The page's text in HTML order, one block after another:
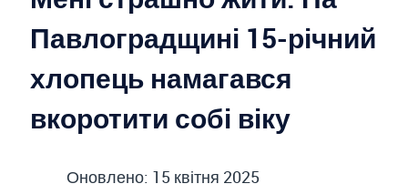
Павлоградщині 15-річний
хлопець намагався
вкоротити собі віку
Оновлено: 15 квітня 2025